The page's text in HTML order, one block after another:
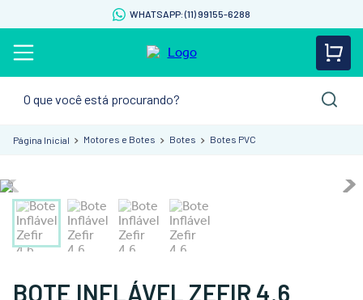
WHATSAPP: (11) 99155-6288
Motores e Botes Botes Botes PVC
BOTE INFLÁVEL ZEFIR 4.6